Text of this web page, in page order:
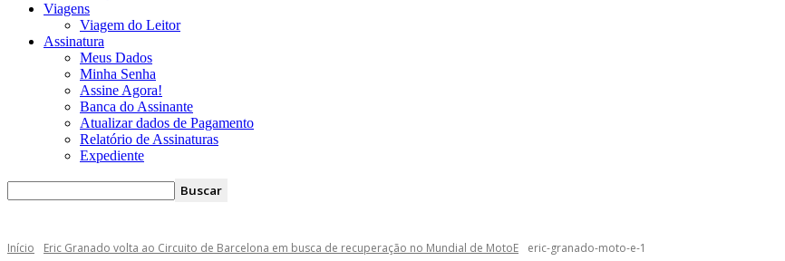
Viagens
Viagem do Leitor
Assinatura
Meus Dados
Minha Senha
Assine Agora!
Banca do Assinante
Atualizar dados de Pagamento
Relatório de Assinaturas
Expediente
Início Eric Granado volta ao Circuito de Barcelona em busca de recuperação no Mundial de MotoE eric-granado-moto-e-1